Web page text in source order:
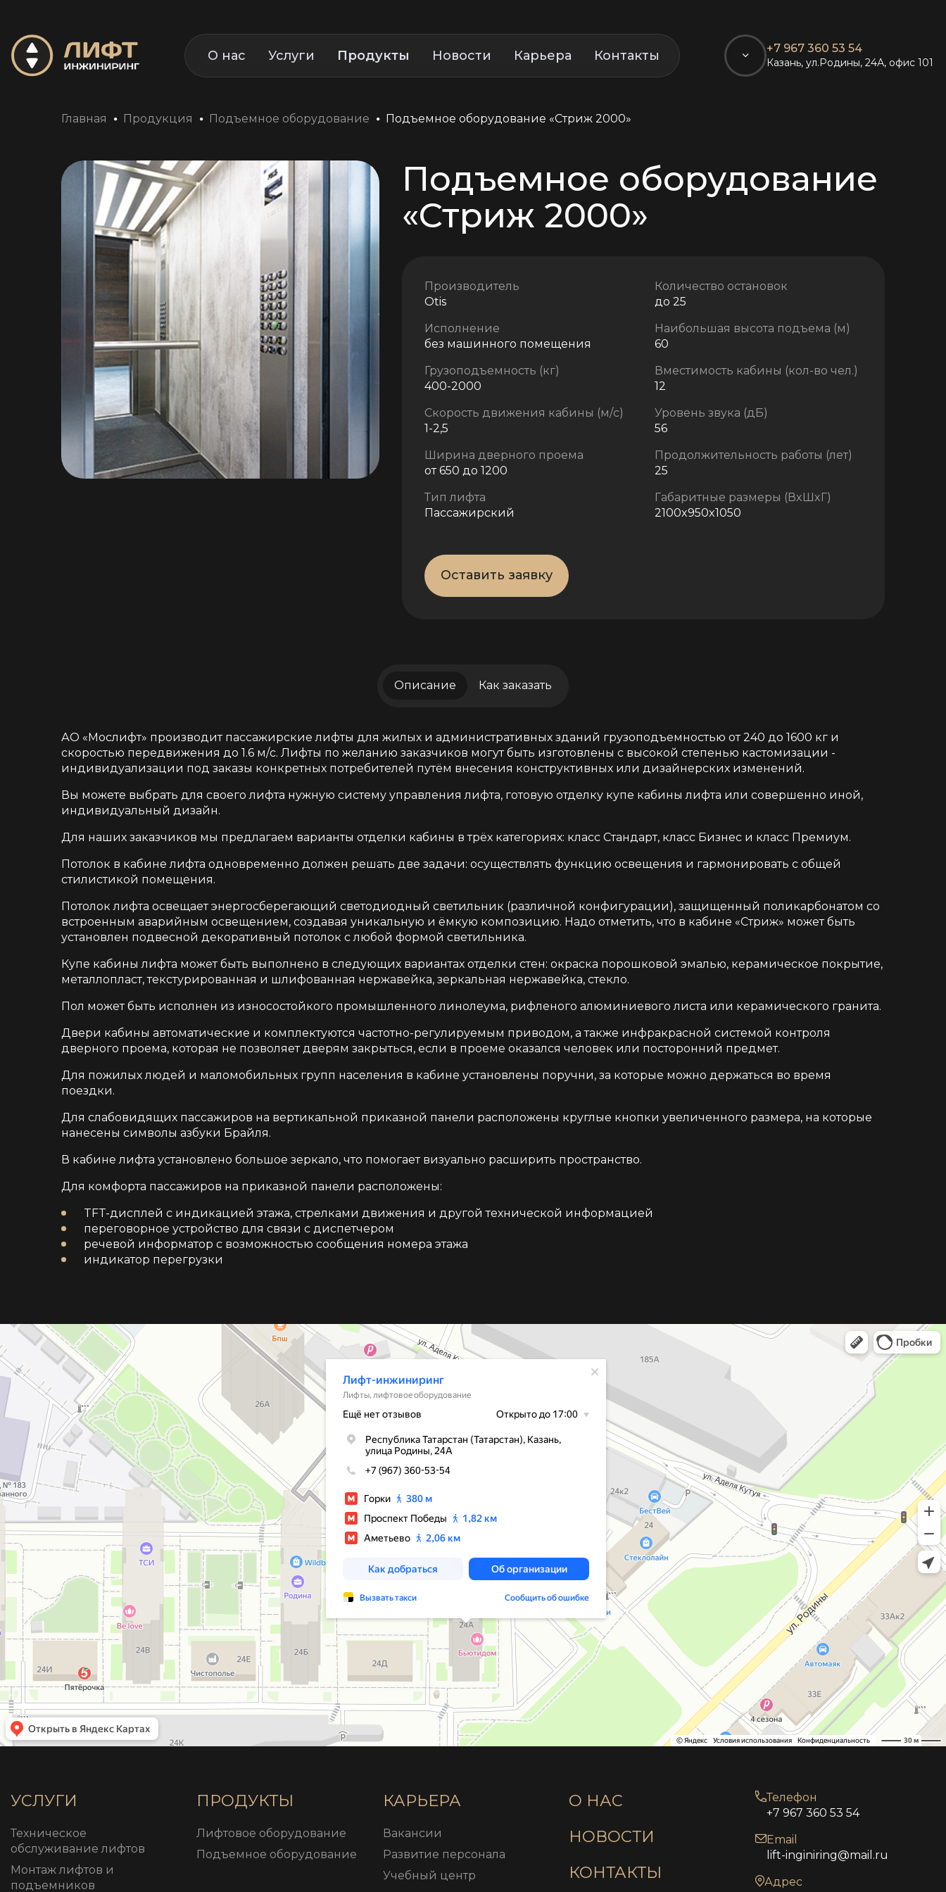
О нас Услуги Продукты Новости Карьера Контакты +7 967 360 53 54
Казань, ул.Родины, 24А, офис 101
Главная Продукция Подъемное оборудование Подъемное оборудование «Стриж 2000»
Подъемное оборудование
«Стриж 2000»
Производитель
Otis
Исполнение
без машинного помещения
Грузоподъемность (кг)
400-2000
Скорость движения кабины (м/с)
1-2,5
Ширина дверного проема
от 650 до 1200
Тип лифта
Пассажирский
Количество остановок
до 25
Наибольшая высота подъема (м)
60
Вместимость кабины (кол-во чел.)
12
Уровень звука (дБ)
56
Продолжительность работы (лет)
25
Габаритные размеры (ВxШxГ)
2100x950x1050
Оставить заявку
Описание Как заказать
АО «Мослифт» производит пассажирские лифты для жилых и административных зданий грузоподъемностью от 240 до 1600 кг и
скоростью передвижения до 1.6 м/c. Лифты по желанию заказчиков могут быть изготовлены с высокой степенью кастомизации -
индивидуализации под заказы конкретных потребителей путём внесения конструктивных или дизайнерских изменений.
Вы можете выбрать для своего лифта нужную систему управления лифта, готовую отделку купе кабины лифта или совершенно иной,
индивидуальный дизайн.
Для наших заказчиков мы предлагаем варианты отделки кабины в трёх категориях: класс Стандарт, класс Бизнес и класс Премиум.
Потолок в кабине лифта одновременно должен решать две задачи: осуществлять функцию освещения и гармонировать с общей
стилистикой помещения.
Потолок лифта освещает энергосберегающий светодиодный светильник (различной конфигурации), защищенный поликарбонатом со
встроенным аварийным освещением, создавая уникальную и ёмкую композицию. Надо отметить, что в кабине «Стриж» может быть
установлен подвесной декоративный потолок с любой формой светильника.
Купе кабины лифта может быть выполнено в следующих вариантах отделки стен: окраска порошковой эмалью, керамическое покрытие,
металлопласт, текстурированная и шлифованная нержавейка, зеркальная нержавейка, стекло.
Пол может быть исполнен из износостойкого промышленного линолеума, рифленого алюминиевого листа или керамического гранита.
Двери кабины автоматические и комплектуются частотно-регулируемым приводом, а также инфракрасной системой контроля
дверного проема, которая не позволяет дверям закрыться, если в проеме оказался человек или посторонний предмет.
Для пожилых людей и маломобильных групп населения в кабине установлены поручни, за которые можно держаться во время
поездки.
Для слабовидящих пассажиров на вертикальной приказной панели расположены круглые кнопки увеличенного размера, на которые
нанесены символы азбуки Брайля.
В кабине лифта установлено большое зеркало, что помогает визуально расширить пространство.
Для комфорта пассажиров на приказной панели расположены:
TFT-дисплей с индикацией этажа, стрелками движения и другой технической информацией
переговорное устройство для связи с диспетчером
речевой информатор с возможностью сообщения номера этажа
индикатор перегрузки
УСЛУГИ
Техническое
обслуживание лифтов
Монтаж лифтов и
подъемников
ПРОДУКТЫ
Лифтовое оборудование
Подъемное оборудование
КАРЬЕРА
Вакансии
Развитие персонала
Учебный центр
О НАС
НОВОСТИ
КОНТАКТЫ
Телефон
+7 967 360 53 54
Email
lift-inginiring@mail.ru
Адрес